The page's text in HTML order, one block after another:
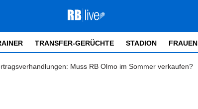
TRANSFER-GERÜCHTE STADION FRAUEN
Muss RB Olmo im Sommer verkaufen?